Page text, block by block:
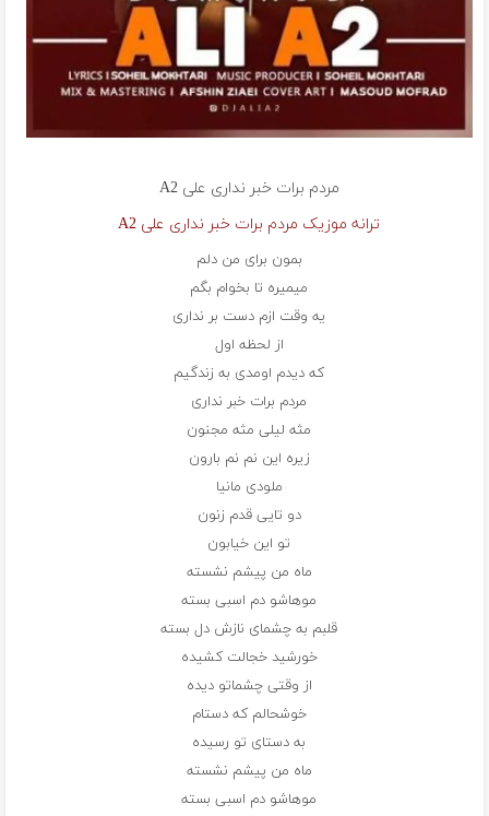
مردم برات خبر نداری علی A2
ترانه موزیک مردم برات خبر نداری علی A2
بمون برای من دلم
میمیره تا بخوام بگم
یه وقت ازم دست بر نداری
از لحظه اول
که دیدم اومدی به زندگیم
مردم برات خبر نداری
مثه لیلی مثه مجنون
زیره این نم نم بارون
ملودی مانیا
دو تایی قدم زنون
تو این خیابون
ماه من پیشم نشسته
موهاشو دم اسبی بسته
قلبم به چشمای نازش دل بسته
خورشید خجالت کشیده
از وقتی چشماتو دیده
خوشحالم که دستام
به دستای تو رسیده
ماه من پیشم نشسته
موهاشو دم اسبی بسته